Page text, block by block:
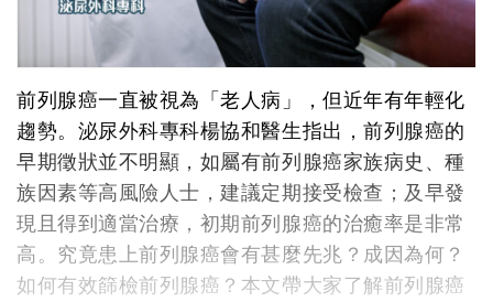
前列腺癌一直被視為「老人病」，但近年有年輕化
趨勢。泌尿外科專科楊協和醫生指出，前列腺癌的
早期徵狀並不明顯，如屬有前列腺癌家族病史、種
族因素等高風險人士，建議定期接受檢查；及早發
現且得到適當治療，初期前列腺癌的治癒率是非常
高。究竟患上前列腺癌會有甚麼先兆？成因為何？
如何有效篩檢前列腺癌？本文帶大家了解前列腺癌